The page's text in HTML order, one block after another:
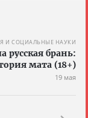
И СОЦИАЛЬНЫЕ НАУКИ
русская брань:
мата (18+)
19 мая